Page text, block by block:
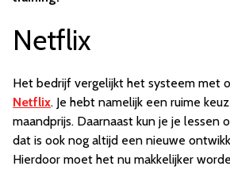
Netflix
Het bedrijf vergelijkt het systeem met
Netflix. Je hebt namelijk een ruime
maandprijs. Daarnaast kun je je lessen
dat is ook nog altijd een nieuwe
Hierdoor moet het nu makkelijker